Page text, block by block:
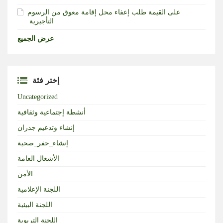
طلب إعفاء محل إقامة معوق من الرسوم‎ ‎على القيمة
التأجيرية ‏
عرض الجميع
إختر فئة
Uncategorized
أنشطة إجتماعية وثقافية
إنشاء وتدعيم جدران
إنشاء_حفر_صحية
الأشغال العامة
الأمن
اللجنة الإعلامية
اللجنة البيئية
اللجنة التربوية